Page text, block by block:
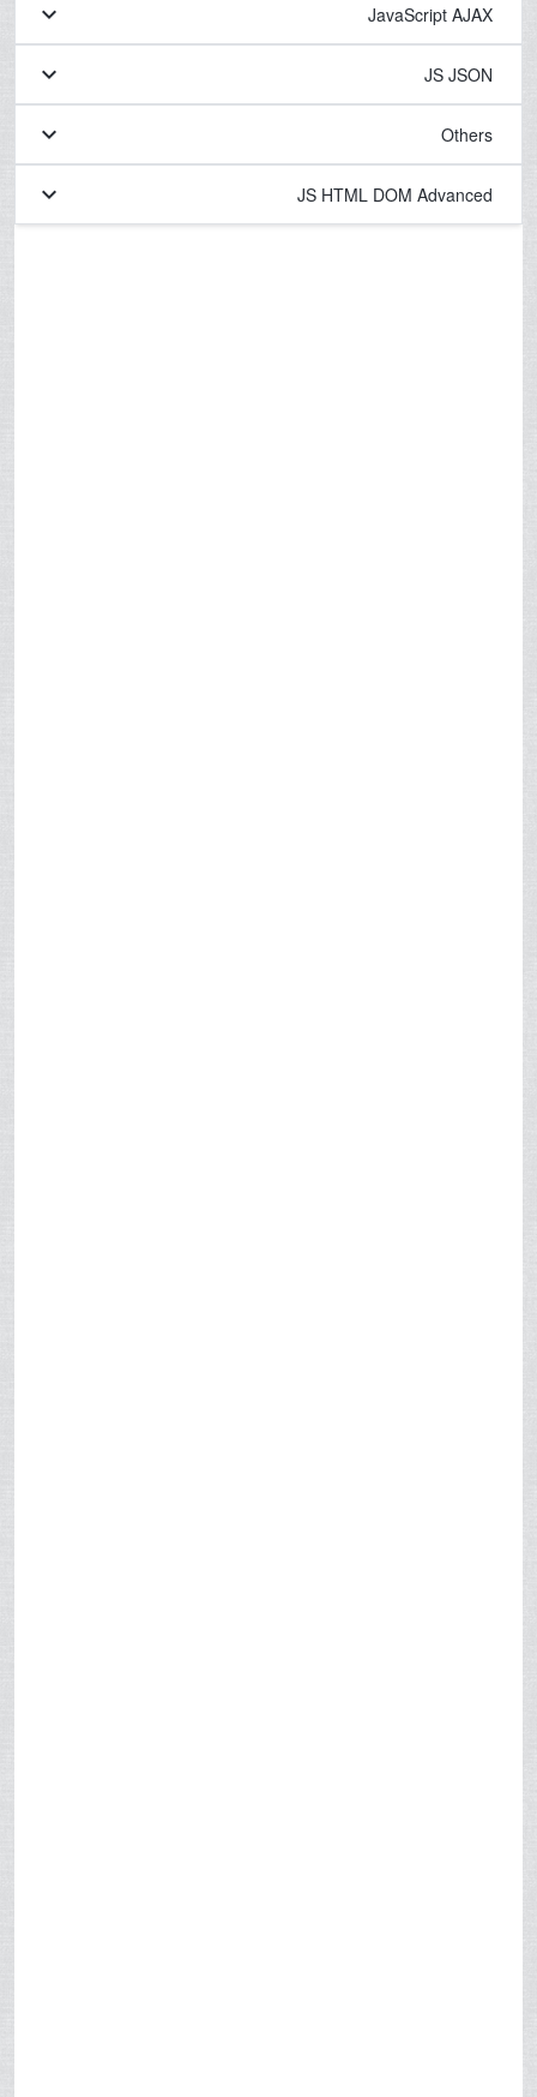
JavaScript AJAX
keyboard_arrow_down
JS JSON
keyboard_arrow_down
Others
keyboard_arrow_down
JS HTML DOM Advanced
keyboard_arrow_down